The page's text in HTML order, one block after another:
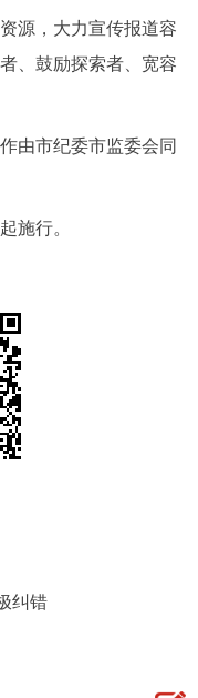
源，大力宣传报道容
、鼓励探索者、宽容
市纪委市监委会同
行。
纠错